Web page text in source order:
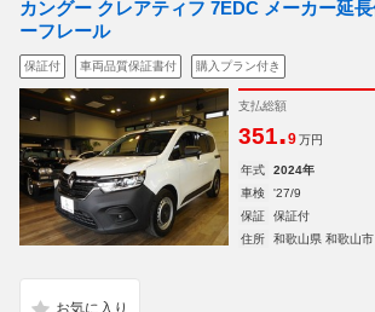
カングー クレアティフ 7EDC メーカー延
ーフレール
保証付 車両品質保証書付 購入プラン付き
支払総額
351.9 万円
年式 2024年
車検
'27/9
保証
保証付
住所
和歌山県 和歌山市